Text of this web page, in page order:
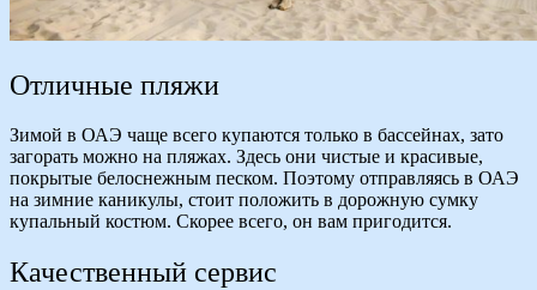
Отличные пляжи
Зимой в ОАЭ чаще всего купаются только в бассейнах, зато
загорать можно на пляжах. Здесь они чистые и красивые,
покрытые белоснежным песком. Поэтому отправляясь в ОАЭ
на зимние каникулы, стоит положить в дорожную сумку
купальный костюм. Скорее всего, он вам пригодится.
Качественный сервис